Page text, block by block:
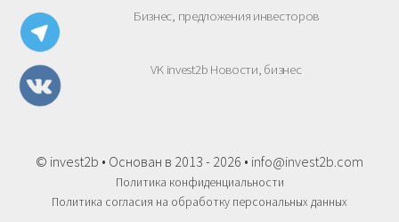
Бизнес, предложения инвесторов
VK invest2b Новости, бизнес
© invest2b • Основан в 2013 - 2026 • info@invest2b.com
Политика конфиденциальности
Политика согласия на обработку персональных данных